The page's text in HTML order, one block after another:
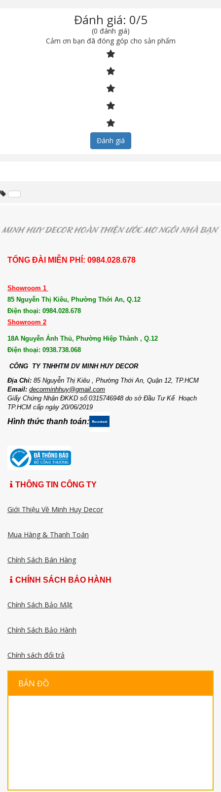
Đánh giá: 0/5
(0 đánh giá)
Cảm ơn bạn đã đóng góp cho sản phẩm
Đánh giá
TỔNG ĐÀI MIỄN PHÍ: 0984.028.678
Showroom 1
85 Nguyễn Thị Kiêu, Phường Thới An, Q.12
Điện thoại: 0984.028.678
Showroom 2
18A Nguyễn Ảnh Thủ, Phường Hiệp Thành , Q.12
Điện thoại: 0938.738.068
CÔNG TY TNHHTM DV MINH HUY DECOR
Địa Chỉ: 85 Nguyễn Thị Kiêu , Phường Thới An, Quận 12, TP.HCM
Email: decorminhhuy@gmail.com
Giấy Chứng Nhận ĐKKD số:0315746948 do sở Đầu Tư Kế Hoạch
TP.HCM cấp ngày 20/06/2019
Hình thức thanh toán:
THÔNG TIN CÔNG TY
Giới Thiệu Về Minh Huy Decor
Mua Hàng & Thanh Toán
Chính Sách Bán Hàng
CHÍNH SÁCH BẢO HÀNH
Chính Sách Bảo Mật
Chính Sách Bảo Hành
Chính sách đổi trả
BẢN ĐỒ